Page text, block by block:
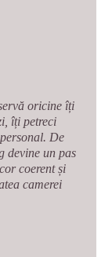
oricine îți
îți petreci
De
devine un pas
coerent și
camerei